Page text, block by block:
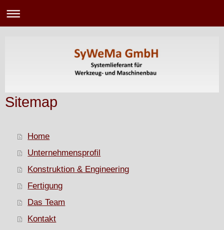
Sitemap
Home
Unternehmensprofil
Konstruktion & Engineering
Fertigung
Das Team
Kontakt